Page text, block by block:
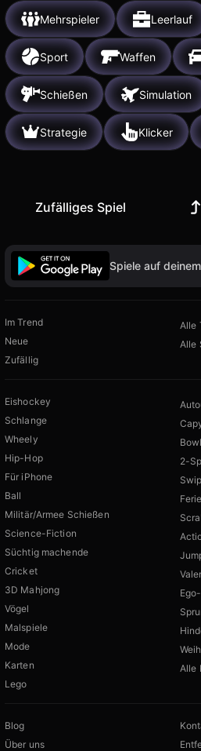
Mehrspieler Leerlauf
Sport Waffen
Schießen Simulation
Strategie Klicker
Zufälliges Spiel
Spiele auf
Im Trend
Neue
Zufällig
Alle
Alle
Eishockey
Schlange
Wheely
Hip-Hop
Für iPhone
Ball
Militär/Armee Schießen
Science-Fiction
Süchtig machende
Cricket
3D Mahjong
Vögel
Malspiele
Mode
Karten
Lego
2-
Alle
Blog
Über uns